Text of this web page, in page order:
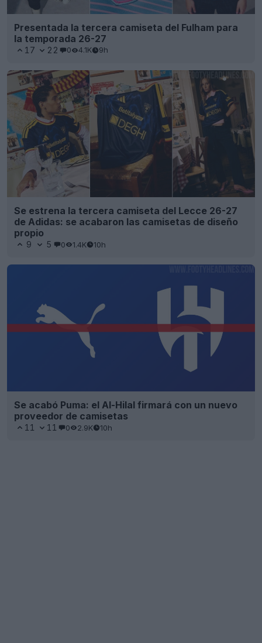
Presentada la tercera camiseta del Fulham para
la temporada 26-27
17 22 0 4.1K 9h
Se estrena la tercera camiseta del Lecce 26-27
de Adidas: se acabaron las camisetas de diseño
propio
9 5 0 1.4K 10h
Se acabó Puma: el Al-Hilal firmará con un nuevo
proveedor de camisetas
11 11 0 2.9K 10h